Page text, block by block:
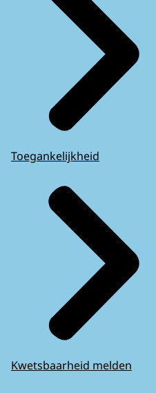
Toegankelijkheid
Kwetsbaarheid melden